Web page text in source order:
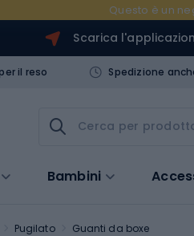
Questo è un
Scarica
il reso Spedizione
Bambini
Pugilato Guanti da boxe